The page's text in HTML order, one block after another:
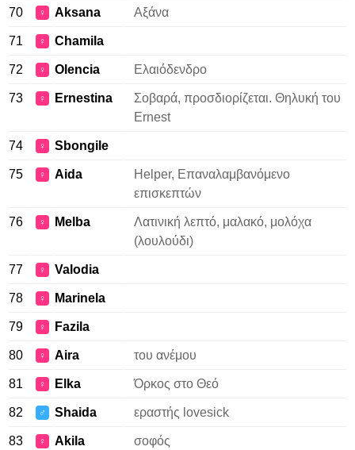
70 ♀ Aksana Αξάνα
71 ♀ Chamila
72 ♀ Olencia Ελαιόδενδρο
73 ♀ Ernestina
Σοβαρά, προσδιορίζεται. Θηλυκή του
Ernest
74 ♀ Sbongile
75 ♀ Aida
Helper, Επαναλαμβανόμενο
επισκεπτών
76 ♀ Melba
Λατινική λεπτό, μαλακό, μολόχα
(λουλούδι)
77 ♀ Valodia
78 ♀ Marinela
79 ♀ Fazila
80 ♀ Aira του ανέμου
81 ♀ Elka Όρκος στο Θεό
82 ♂ Shaida εραστής lovesick
83 ♀ Akila σοφός